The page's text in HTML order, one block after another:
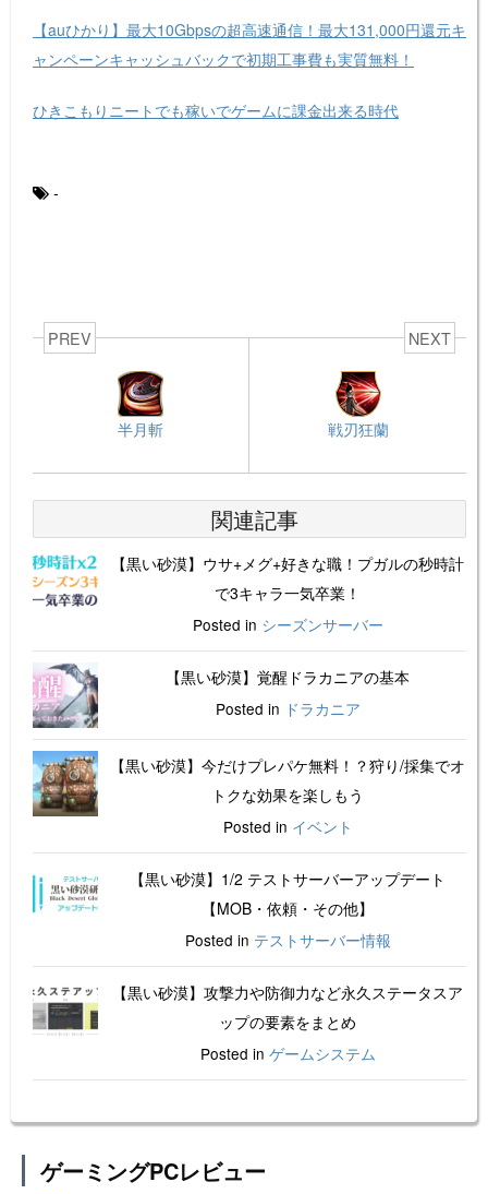
【auひかり】最大10Gbpsの超高速通信！最大131,000円還元キ
ャンペーンキャッシュバックで初期工事費も実質無料！
ひきこもりニートでも稼いでゲームに課金出来る時代
-
PREV
半月斬
NEXT
戦刃狂蘭
関連記事
【黒い砂漠】ウサ+メグ+好きな職！プガルの秒時計
で3キャラ一気卒業！
Posted in シーズンサーバー
【黒い砂漠】覚醒ドラカニアの基本
Posted in ドラカニア
【黒い砂漠】今だけプレパケ無料！？狩り/採集でオ
トクな効果を楽しもう
Posted in イベント
【黒い砂漠】1/2 テストサーバーアップデート
【MOB・依頼・その他】
Posted in テストサーバー情報
【黒い砂漠】攻撃力や防御力など永久ステータスア
ップの要素をまとめ
Posted in ゲームシステム
ゲーミングPCレビュー